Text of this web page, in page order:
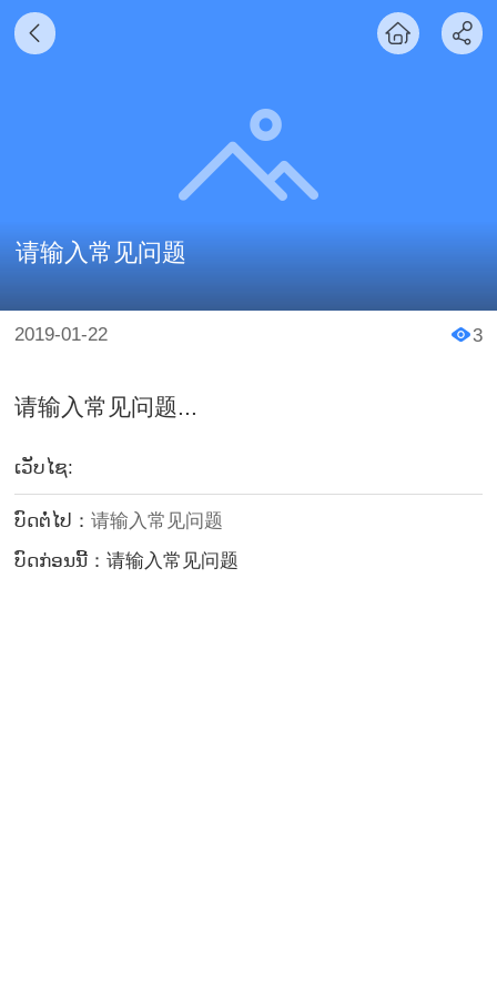
请输入常见问题
2019-01-22 3
请输入常见问题...
ເວັບໄຊ:
ບົດຕໍ່ໄປ： 请输入常见问题
ບົດກ່ອນນີ້： 请输入常见问题